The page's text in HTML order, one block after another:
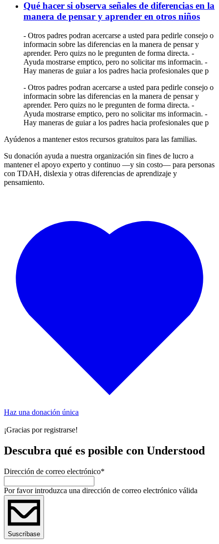
Qué hacer si observa señales de diferencias en la
manera de pensar y aprender en otros niños
- Otros padres podran acercarse a usted para pedirle consejo o
informacin sobre las diferencias en la manera de pensar y
aprender. Pero quizs no le pregunten de forma directa. -
Ayuda mostrarse emptico, pero no solicitar ms informacin. -
Hay maneras de guiar a los padres hacia profesionales que p
- Otros padres podran acercarse a usted para pedirle consejo o
informacin sobre las diferencias en la manera de pensar y
aprender. Pero quizs no le pregunten de forma directa. -
Ayuda mostrarse emptico, pero no solicitar ms informacin. -
Hay maneras de guiar a los padres hacia profesionales que p
Ayúdenos a mantener estos recursos gratuitos para las familias.
Su donación ayuda a nuestra organización sin fines de lucro a
mantener el apoyo experto y continuo —y sin costo— para personas
con TDAH, dislexia y otras diferencias de aprendizaje y
pensamiento.
Haz una donación única
¡Gracias por registrarse!
Descubra qué es posible con Understood
Dirección de correo electrónico*
Por favor introduzca una dirección de correo electrónico válida
Suscríbase